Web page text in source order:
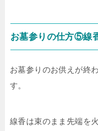
お墓参りの仕方⑤線
お墓参りのお供えが終
す。
線香は束のまま先端を